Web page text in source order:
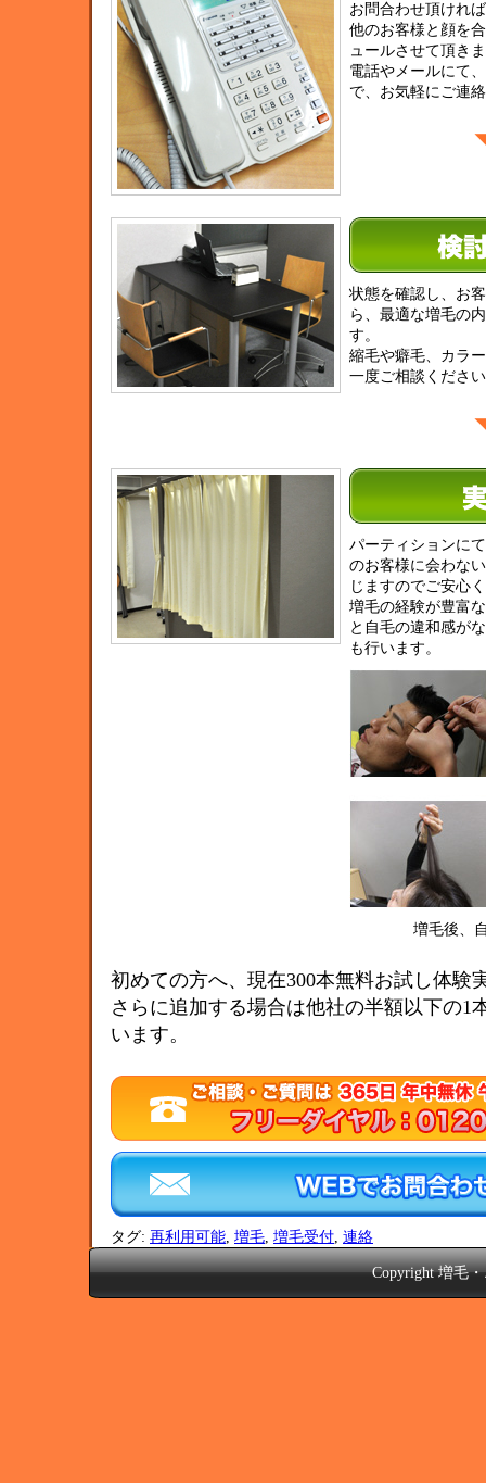
お問合わせ頂けれ
他のお客様と顔を
ュールさせて頂き
電話やメールにて
で、お気軽にご連
状態を確認し、お
ら、最適な増毛の
す。
縮毛や癖毛、カラ
一度ご相談くださ
パーティションに
のお客様に会わな
じますのでご安心
増毛の経験が豊富
と自毛の違和感が
も行います。
増毛後、
初めての方へ、現在300本無料お試し体験
さらに追加する場合は他社の半額以下の1
います。
タグ: 再利用可能, 増毛, 増毛受付, 連絡
Copyright増毛